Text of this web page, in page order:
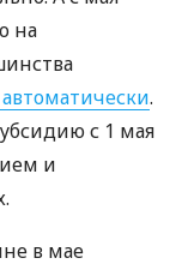
на
.
с 1 мая
и
в мае